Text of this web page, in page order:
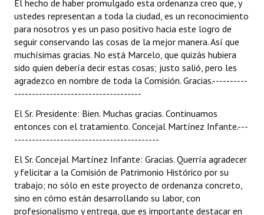
El hecho de haber promulgado esta ordenanza creo que, y
ustedes representan a toda la ciudad, es un reconocimiento
para nosotros y es un paso positivo hacia este logro de
seguir conservando las cosas de la mejor manera. Así que
muchísimas gracias. No está Marcelo, que quizás hubiera
sido quien debería decir estas cosas; justo salió, pero les
agradezco en nombre de toda la Comisión. Gracias.----------
------------------------------------
El Sr. Presidente: Bien. Muchas gracias. Continuamos
entonces con el tratamiento. Concejal Martínez Infante.---
-----------------------------------------
El Sr. Concejal Martínez Infante: Gracias. Querría agradecer
y felicitar a la Comisión de Patrimonio Histórico por su
trabajo; no sólo en este proyecto de ordenanza concreto,
sino en cómo están desarrollando su labor, con
profesionalismo y entrega, que es importante destacar en